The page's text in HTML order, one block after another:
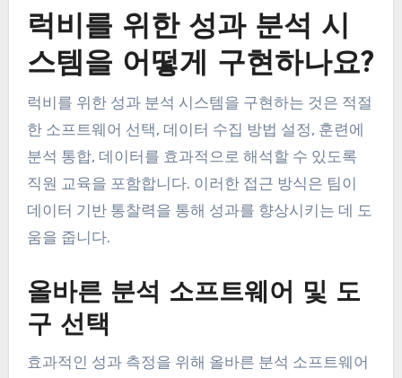
럭비를 위한 성과 분석 시
스템을 어떻게 구현하나요?
럭비를 위한 성과 분석 시스템을 구현하는 것은 적절
한 소프트웨어 선택, 데이터 수집 방법 설정, 훈련에
분석 통합, 데이터를 효과적으로 해석할 수 있도록
직원 교육을 포함합니다. 이러한 접근 방식은 팀이
데이터 기반 통찰력을 통해 성과를 향상시키는 데 도
움을 줍니다.
올바른 분석 소프트웨어 및 도
구 선택
효과적인 성과 측정을 위해 올바른 분석 소프트웨어